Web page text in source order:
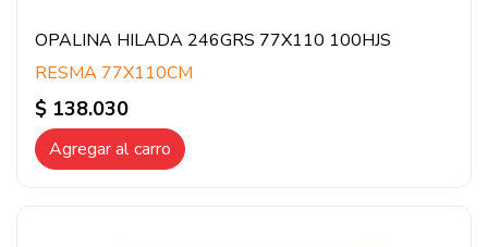
OPALINA HILADA 246GRS 77X110 100HJS
RESMA 77X110CM
$ 138.030
Agregar al carro